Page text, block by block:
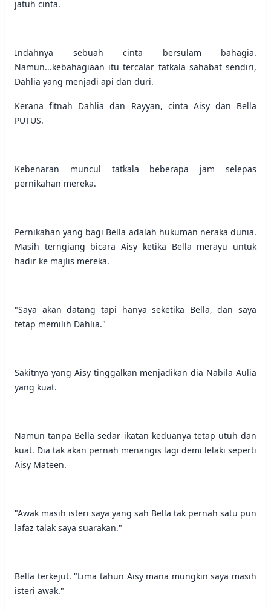
jatuh cinta.
Indahnya sebuah cinta bersulam bahagia.
Namun...kebahagiaan itu tercalar tatkala sahabat sendiri,
Dahlia yang menjadi api dan duri.
Kerana fitnah Dahlia dan Rayyan, cinta Aisy dan Bella
PUTUS.
Kebenaran muncul tatkala beberapa jam selepas
pernikahan mereka.
Pernikahan yang bagi Bella adalah hukuman neraka dunia.
Masih terngiang bicara Aisy ketika Bella merayu untuk
hadir ke majlis mereka.
"Saya akan datang tapi hanya seketika Bella, dan saya
tetap memilih Dahlia."
Sakitnya yang Aisy tinggalkan menjadikan dia Nabila Aulia
yang kuat.
Namun tanpa Bella sedar ikatan keduanya tetap utuh dan
kuat. Dia tak akan pernah menangis lagi demi lelaki seperti
Aisy Mateen.
"Awak masih isteri saya yang sah Bella tak pernah satu pun
lafaz talak saya suarakan."
Bella terkejut. "Lima tahun Aisy mana mungkin saya masih
isteri awak."